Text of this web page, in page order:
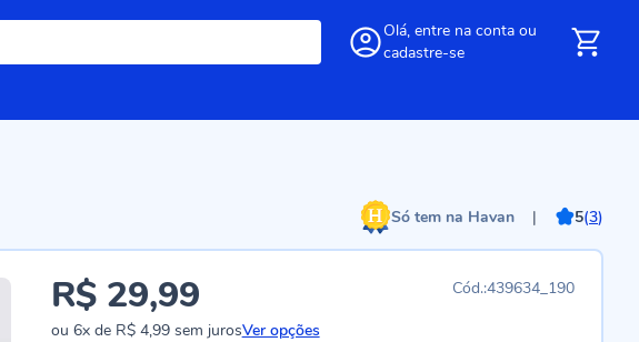
Olá, entre na conta ou
cadastre-se
Só tem na Havan | 5(3)
439634_190
R$ 29,99
ou 6xde R$ 4,99sem jurosVer opções